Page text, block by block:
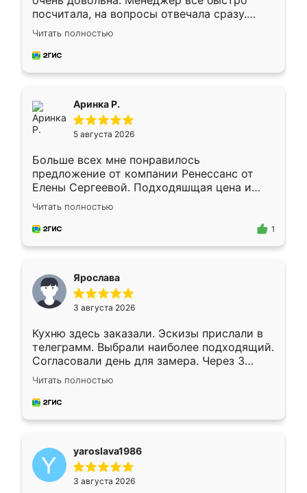
посчитала, на вопросы отвечала сразу.
Замерщик приехал в субботу, подошёл к
делу со всей ответственностью. Собрали
за день, ребята работали аккуратно, даже
Читать полностью
Аринка Р.
5 августа 2026
Больше всех мне понравилось
предложение от компании Ренессанс от
Елены Сергеевой. Подходяшщая цена и
короткие сроки изготовления. Приехавший
для замера сотрудник Владислав
предложил по моему эскизу самый
Читать полностью
1
Ярослава
3 августа 2026
Кухню здесь заказали. Эскизы прислали в
телеграмм. Выбрали наиболее подходящий.
Согласовали день для замера. Через 3
недели кухня была уже готова. Остались
довольны работой. Спасибо Ренессанс
мебель за качественную работу!
Читать полностью
yaroslava1986
3 августа 2026